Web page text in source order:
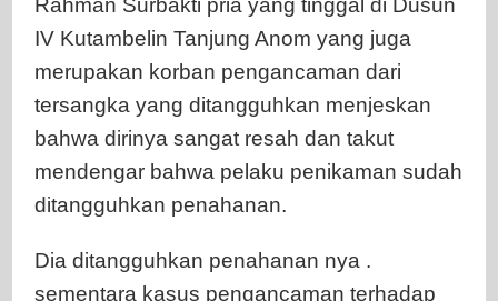
Rahman Surbakti pria yang tinggal di Dusun
IV Kutambelin Tanjung Anom yang juga
merupakan korban pengancaman dari
tersangka yang ditangguhkan menjeskan
bahwa dirinya sangat resah dan takut
mendengar bahwa pelaku penikaman sudah
ditangguhkan penahanan.
Dia ditangguhkan penahanan nya .
sementara kasus pengancaman terhadap